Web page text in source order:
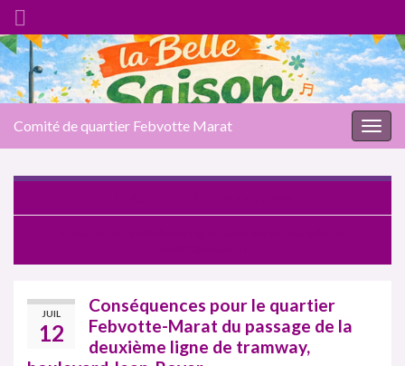
Comité de quartier Febvotte Marat
JUIL
12
Conséquences pour le quartier
Febvotte-Marat du passage de la
deuxième ligne de tramway,